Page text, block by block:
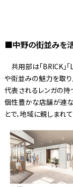
■中野の街並みを
共用部は「BRICK」
や街並みの魅力を取り
代表されるレンガの持
個性豊かな店舗が連
とで、地域に親しまれ